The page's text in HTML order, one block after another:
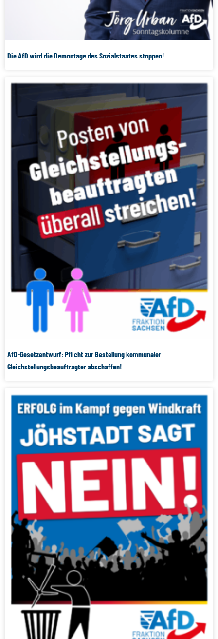
Die AfD wird die Demontage des Sozialstaates stoppen!
AfD-Gesetzentwurf: Pflicht zur Bestellung kommunaler
Gleichstellungsbeauftragter abschaffen!